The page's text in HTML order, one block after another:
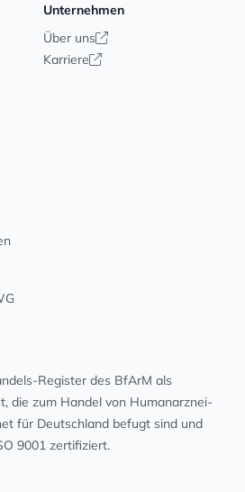
Unternehmen
Über uns
Karriere
Register des BfArM als
die zum Handel von Human­arz­nei­
für Deutschland befugt sind und
9001 zertifiziert.